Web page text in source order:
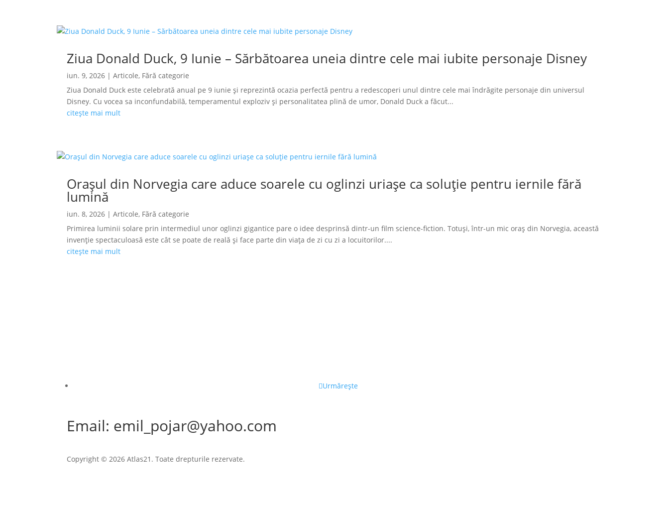
Ziua Donald Duck, 9 Iunie – Sărbătoarea uneia dintre cele mai iubite personaje Disney
iun. 9, 2026 |Articole, Fără categorie
Ziua Donald Duck este celebrată anual pe 9 iunie și reprezintă ocazia perfectă pentru a redescoperi unul dintre cele mai îndrăgite personaje din universul
Disney. Cu vocea sa inconfundabilă, temperamentul exploziv și personalitatea plină de umor, Donald Duck a făcut...
citește mai mult
Orașul din Norvegia care aduce soarele cu oglinzi uriașe ca soluție pentru iernile fără
lumină
iun. 8, 2026 |Articole, Fără categorie
Primirea luminii solare prin intermediul unor oglinzi gigantice pare o idee desprinsă dintr-un film science-fiction. Totuși, într-un mic oraș din Norvegia, această
invenție spectaculoasă este cât se poate de reală și face parte din viața de zi cu zi a locuitorilor....
citește mai mult
Urmărește
Email: emil_pojar@yahoo.com
Copyright © 2026 Atlas21. Toate drepturile rezervate.